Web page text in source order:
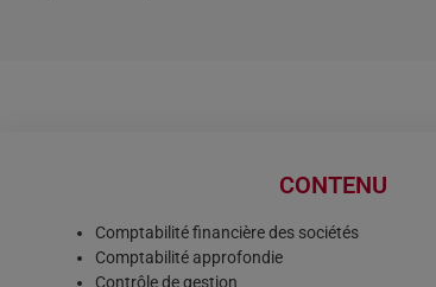
CONTENU
Comptabilité financière des sociétés
Comptabilité approfondie
Contrôle de gestion